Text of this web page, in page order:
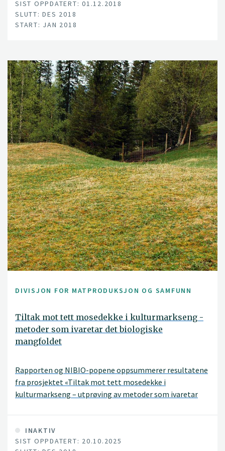
SIST OPPDATERT: 01.12.2018
SLUTT: DES 2018
START: JAN 2018
DIVISJON FOR MATPRODUKSJON OG SAMFUNN
Tiltak mot tett mosedekke i kulturmarkseng -
metoder som ivaretar det biologiske
mangfoldet
Rapporten og NIBIO-popene oppsummerer resultatene
fra prosjektet «Tiltak mot tett mosedekke i
kulturmarkseng – utprøving av metoder som ivaretar
Landbruksdirektoratet, og ble gjennomført i Trøndelag
og Møre og Romsdal i perioden 2016 – 2019.
INAKTIV
SIST OPPDATERT: 20.10.2025